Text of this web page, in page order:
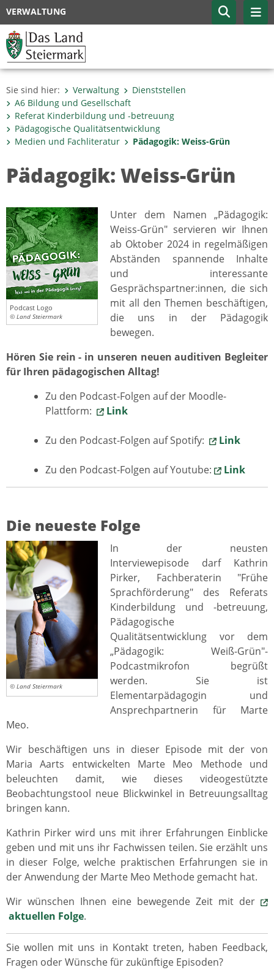
VERWALTUNG
Sie sind hier: Verwaltung
Dienststellen
A6 Bildung und Gesellschaft
Referat Kinderbildung und -betreuung
Pädagogische Qualitätsentwicklung
Medien und Fachliteratur
Pädagogik: Weiss-Grün
Pädagogik: Weiss-Grün
Podcast Logo
© Land Steiermark
Unter dem Namen „Pädagogik:
Weiss-Grün" servieren wir Ihnen
ab Oktober 2024 in regelmäßigen
Abständen spannende Inhalte
und interessante
Gesprächspartner:innen, die sich
mit all den Themen beschäftigen,
die uns in der Pädagogik
bewegen.
Hören Sie rein - in unseren neuen auditiven Begleiter
für Ihren pädagogischen Alltag!
Zu den Podcast-Folgen auf der Moodle-
Plattform:
Link
Zu den Podcast-Folgen auf Spotify: Link
Zu den Podcast-Folgen auf Youtube: Link
Die neueste Folge
© Land Steiermark
In der neusten
Interviewepisode darf Kathrin
Pirker, Fachberaterin "Frühe
Sprachförderung" des Referats
Kinderbildung und -betreuung,
Pädagogische
Qualitätsentwicklung vor dem
„Pädagogik: Weiß-Grün"-
Podcastmikrofon begrüßt
werden. Sie ist
Elementarpädagogin und
Ansprechpartnerin für Marte
Meo.
Wir beschäftigen uns in dieser Episode mit der von
Maria Aarts entwickelten Marte Meo Methode und
beleuchten damit, wie dieses videogestützte
Beobachtungstool neue Blickwinkel in Betreuungsalltag
bringen kann.
Kathrin Pirker wird uns mit ihrer Erfahrungen Einblicke
geben und mit uns ihr Fachwissen teilen. Sie erzählt uns
in dieser Folge, welche praktischen Erfahrungen sie in
der Anwendung der Marte Meo Methode gemacht hat.
Wir wünschen Ihnen eine bewegende Zeit mit der
aktuellen Folge.
Sie wollen mit uns in Kontakt treten, haben Feedback,
Fragen oder Wünsche für zukünftige Episoden?